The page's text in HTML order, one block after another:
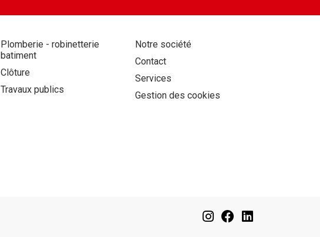
Aller
au
contenu
Plomberie - robinetterie
batiment
Clôture
Travaux publics
Aller
au
contenu
Notre société
Contact
Services
Gestion des cookies